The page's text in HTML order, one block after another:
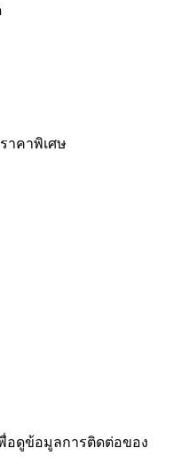
าคาพิเศษ
อดูข้อมูลการติดต่อของ